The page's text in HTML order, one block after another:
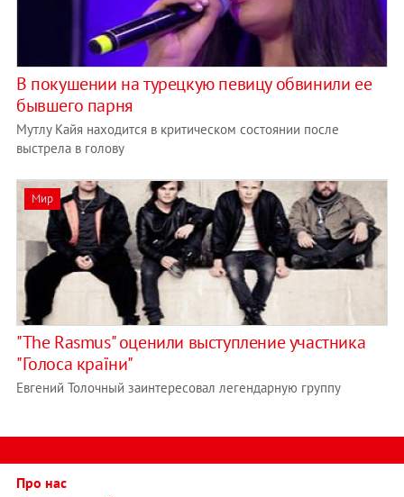
В покушении на турецкую певицу обвинили ее
бывшего парня
Мутлу Кайя находится в критическом состоянии после
выстрела в голову
Мир
"The Rasmus" оценили выступление участника
"Голоса країни"
Евгений Толочный заинтересовал легендарную группу
Про нас